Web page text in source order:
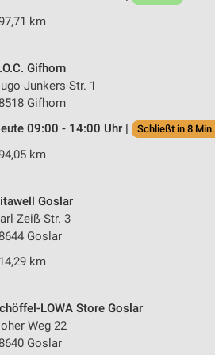
km
Gifhorn
Junkers-Str. 1
Gifhorn
09:00 - 14:00 Uhr |
Schließt in 8 Min.
km
Goslar
Zeiß-Str. 3
Goslar
km
LOWA Store Goslar
Weg 22
Goslar